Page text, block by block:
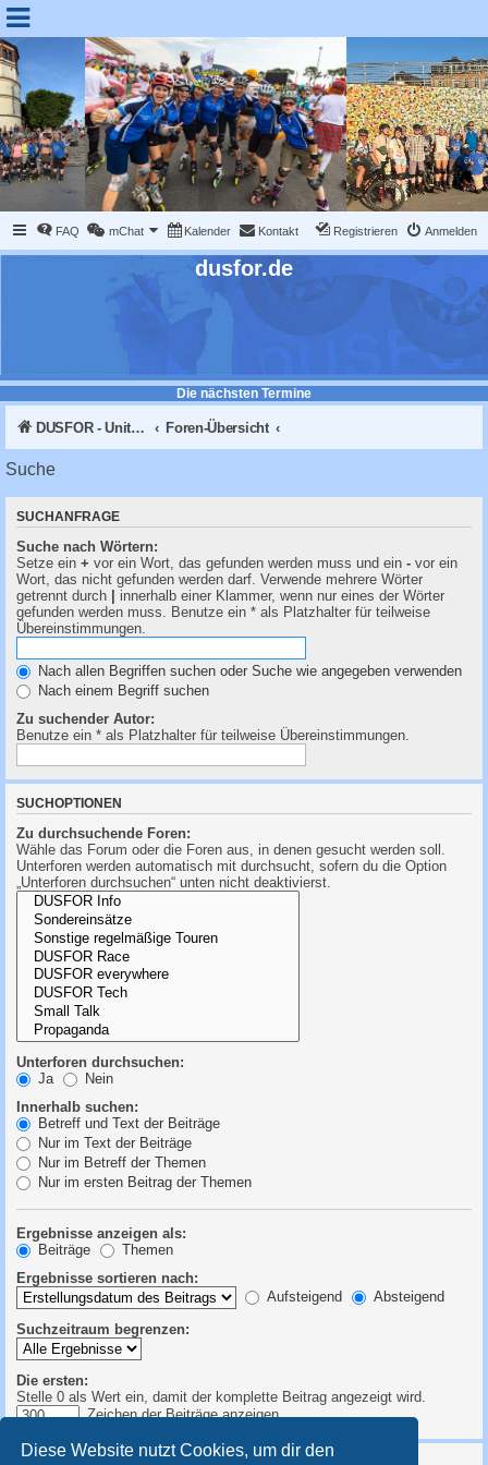
Diese Website nutzt Cookies, um dir den
FAQ mChat Kalender Kontakt Anmelden
Registrieren
dusfor.de
Die nächsten Termine
DUSFOR - United Sk8 Nations :: Inline skaten in Düsseldorf Foren-Übersicht
Suche
SUCHANFRAGE
Suche nach Wörtern:
Setze ein + vor ein Wort, das gefunden werden muss und ein - vor ein
Wort, das nicht gefunden werden darf. Verwende mehrere Wörter
getrennt durch
innerhalb einer Klammer, wenn nur eines der Wörter
gefunden werden muss. Benutze ein * als Platzhalter für teilweise
Übereinstimmungen.
Nach allen Begriffen suchen oder Suche wie angegeben verwenden
Nach einem Begriff suchen
Zu suchender Autor:
Benutze ein * als Platzhalter für teilweise Übereinstimmungen.
SUCHOPTIONEN
Zu durchsuchende Foren:
Wähle das Forum oder die Foren aus, in denen gesucht werden soll.
Unterforen werden automatisch mit durchsucht, sofern du die Option
„Unterforen durchsuchen“ unten nicht deaktivierst.
Unterforen durchsuchen:
Ja
Nein
Innerhalb suchen:
Betreff und Text der Beiträge
Nur im Text der Beiträge
Nur im Betreff der Themen
Nur im ersten Beitrag der Themen
Ergebnisse anzeigen als:
Beiträge
Themen
Ergebnisse sortieren nach:
Aufsteigend
Absteigend
Suchzeitraum begrenzen:
Die ersten:
Stelle 0 als Wert ein, damit der komplette Beitrag angezeigt wird.
Zeichen der Beiträge anzeigen